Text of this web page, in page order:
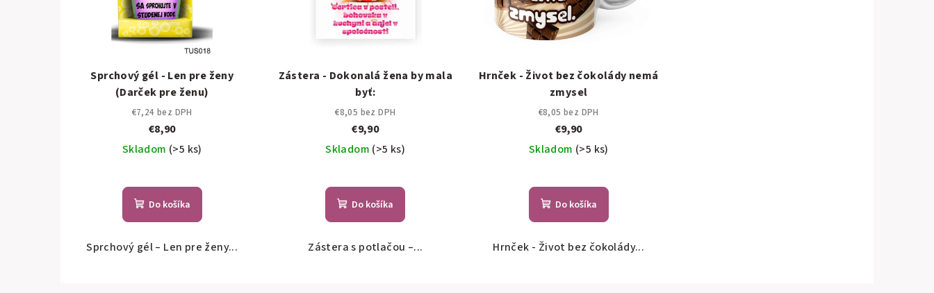
Sprchový gél - Len pre ženy
(Darček pre ženu)
€7,24 bez DPH
€8,90
Skladom (>5 ks)
Do košíka
Sprchový gél – Len pre ženy...
Zástera - Dokonalá žena by mala
byť:
€8,05 bez DPH
€9,90
Skladom (>5 ks)
Do košíka
Zástera s potlačou –...
Hrnček - Život bez čokolády nemá
zmysel
€8,05 bez DPH
€9,90
Skladom (>5 ks)
Do košíka
Hrnček - Život bez čokolády...